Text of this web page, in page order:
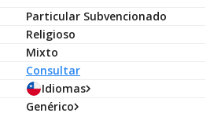
Particular Subvencionado
Religioso
Mixto
Consultar
Idiomas
Genérico